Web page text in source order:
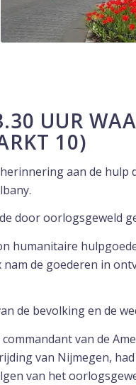
UUR
10)
aan de hulp
door oorlogsgeweld
humanitaire
de goederen in
de bevolking en de
van de
van Nijmegen,
van het